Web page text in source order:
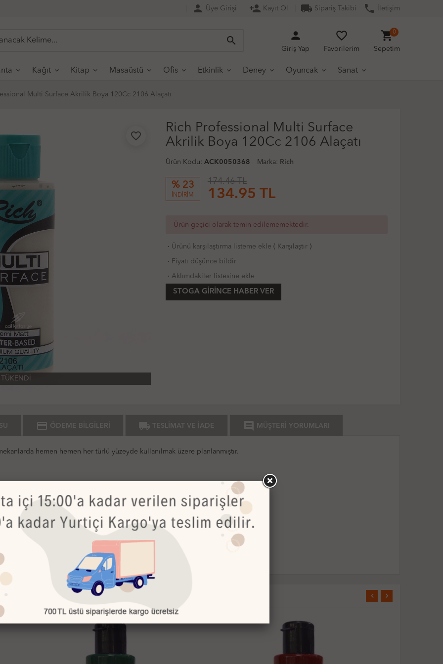
person Üye Girişi person_add Kayıt Ol local_shipping Sipariş Takibi phone İletişim
search person
Giriş Yap
favorite_border
Favorilerim
shopping_cart
Sepetim
0
Kağıt Kitap Masaüstü Ofis Etkinlik Deney Oyuncak Sanat
Multi Surface Akrilik Boya 120Cc 2106 Alaçatı
favorite_border
TÜKENDİ
Rich Professional Multi Surface
Akrilik Boya 120Cc 2106 Alaçatı
Ürün Kodu: ACK0050368 Marka: Rich
% 23
İNDİRİM
174.46 TL
134.95 TL
Ürün geçici olarak temin edilememektedir.
· Ürünü karşılaştırma listeme ekle ( Karşılaştır)
· Fiyatı düşünce bildir
· Aklımdakiler listesine ekle
STOGA GIRINCE HABER VER
credit_card ÖDEME BİLGİLERİ local_shipping TESLİMAT VE İADE comment MÜŞTERİ YORUMLARI
hemen hemen her türlü yüzeyde kullanılmak üzere planlanmıştır.
da oldukça dayanıklıdır.
Bu Ürünler de İlginizi Çekebilir